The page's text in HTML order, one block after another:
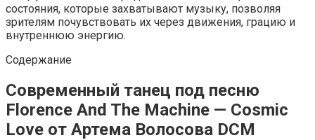
состояния, которые захватывают музыку, позволяя
зрителям почувствовать их через движения, грацию и
внутреннюю энергию.
Содержание
Современный танец под песню
Florence And The Machine — Cosmic
Love от Артема Волосова DCM